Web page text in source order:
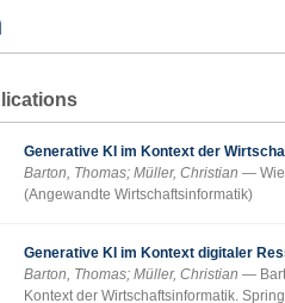
Generative KI im Kontext der
Barton, Thomas; Müller, Christian
(Angewandte Wirtschaftsinformatik)
Generative KI im Kontext digitaler
Barton, Thomas; Müller, Christian
Kontext der Wirtschaftsinformatik.